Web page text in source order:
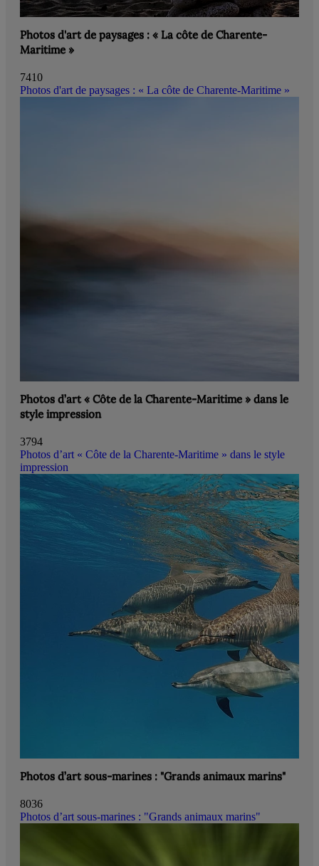
Photos d'art de paysages : « La côte de Charente-
Maritime »
7410
Photos d'art de paysages : « La côte de Charente-Maritime »
Photos d’art « Côte de la Charente-Maritime » dans le
style impression
3794
Photos d’art « Côte de la Charente-Maritime » dans le style
impression
Photos d’art sous-marines : "Grands animaux marins"
8036
Photos d’art sous-marines : "Grands animaux marins"